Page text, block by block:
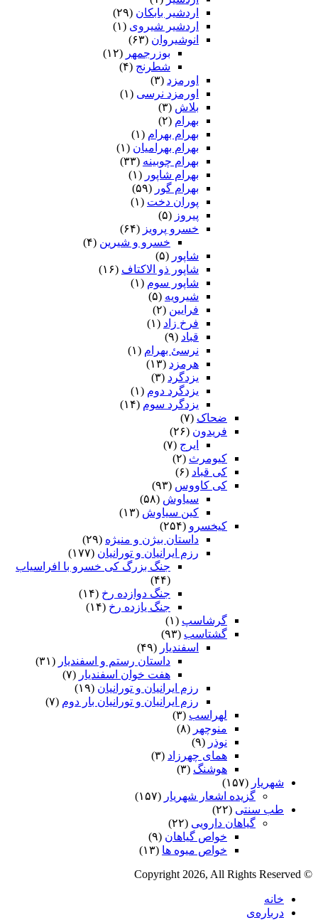
اردشیر بابکان (۲۹)
اردشیر شیروی (۱)
انوشیروان (۶۳)
بوزرجمهر (۱۲)
شطرنج (۴)
اورمزد (۳)
اورمزد نرسى‏ (۱)
بلاش (۳)
بهرام (۲)
بهرام بهرام (۱)
بهرام بهرامیان‏ (۱)
بهرام چوبینه (۳۳)
بهرام شاپور (۱)
بهرام گور (۵۹)
پوران دخت (۱)
پیروز (۵)
خسرو پرویز (۶۴)
خسرو و شیرین (۴)
شاپور (۵)
شاپور ذو الاکتاف (۱۶)
شاپور سوم‏ (۱)
شیرویه (۵)
فرایین (۲)
فرخ زاد (۱)
قباد (۹)
نرسئ بهرام‏ (۱)
هرمزد (۱۳)
یزدگرد (۳)
یزدگرد دوم (۱)
یزدگرد سوم (۱۴)
ضحاک (۷)
فریدون (۲۶)
ایرج (۷)
کیومرث (۲)
کی قباد (۶)
کی کاووس (۹۳)
سیاوش (۵۸)
کین سیاوش (۱۳)
کیخسرو (۲۵۴)
داستان بیژن و منیژه (۲۹)
رزم ایرانیان و تورانیان (۱۷۷)
جنگ بزرگ کی خسرو با افراسیاب
(۴۴)
جنگ دوازده رخ (۱۴)
جنگ یازده رخ (۱۴)
گرشاسپ (۱)
گشتاسب (۹۳)
اسفندیار (۴۹)
داستان رستم و اسفندیار (۳۱)
هفت خوان اسفندیار (۷)
رزم ایرانیان و تورانیان (۱۹)
رزم ایرانیان و تورانیان بار دوم (۷)
لهراسب (۳)
منوچهر (۸)
نوذر (۹)
هماى چهرزاد (۳)
هوشنگ (۳)
شهریار (۱۵۷)
گزیده اشعار شهریار (۱۵۷)
طب سنتی (۲۲)
گیاهان دارویی (۲۲)
خواص گیاهان (۹)
خواص میوه ها (۱۳)
© Copyright 2026, All Rights Reserved
خانه
درباره‌ی